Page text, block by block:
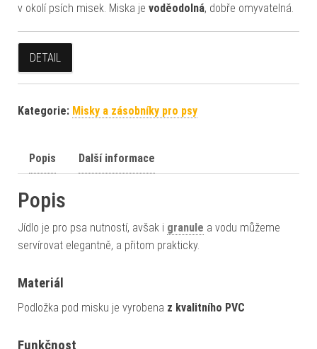
v okolí psích misek. Miska je voděodolná, dobře omyvatelná.
DETAIL
Kategorie: Misky a zásobníky pro psy
Popis Další informace
Popis
Jídlo je pro psa nutností, avšak i granule a vodu můžeme
servírovat elegantně, a přitom prakticky.
Materiál
Podložka pod misku je vyrobena z kvalitního PVC
Funkčnost